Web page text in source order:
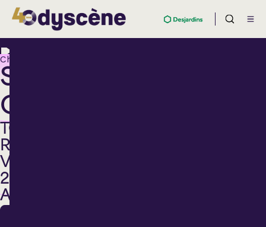
Chanson
SYLVAIN
COSSETTE
TOURNÉE
RENDEZ-
VOUS
25E
ANNIVERSAIRE